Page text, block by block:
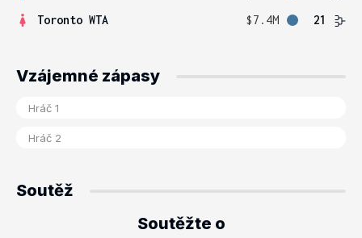
Toronto WTA
$7.4M 21
Vzájemné zápasy
Soutěž
Soutěžte o